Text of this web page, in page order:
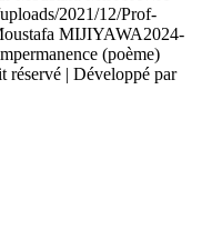
2021/12/Prof-
MIJIYAWA2024-
(poème)
| Développé par